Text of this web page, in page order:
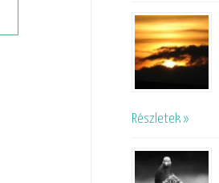
Részletek »